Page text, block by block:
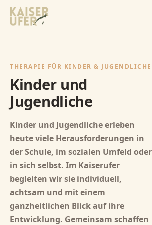
THERAPIE FÜR KINDER & JUGENDLICHE
Kinder und
Jugendliche
Kinder und Jugendliche erleben
heute viele Herausforderungen in
der Schule, im sozialen Umfeld oder
in sich selbst. Im Kaiserufer
begleiten wir sie individuell,
achtsam und mit einem
ganzheitlichen Blick auf ihre
Entwicklung. Gemeinsam schaffen